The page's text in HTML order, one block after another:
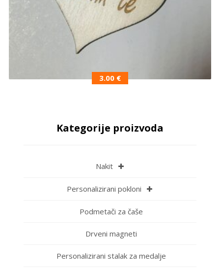
3.00 €
Kategorije proizvoda
Nakit
Personalizirani pokloni
Podmetači za čaše
Drveni magneti
Personalizirani stalak za medalje